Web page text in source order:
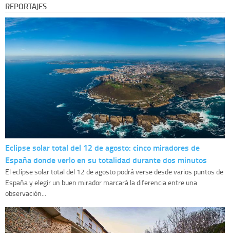
REPORTAJES
Eclipse solar total del 12 de agosto: cinco miradores de
España donde verlo en su totalidad durante dos minutos
El eclipse solar total del 12 de agosto podrá verse desde varios puntos de
España y elegir un buen mirador marcará la diferencia entre una
observación...